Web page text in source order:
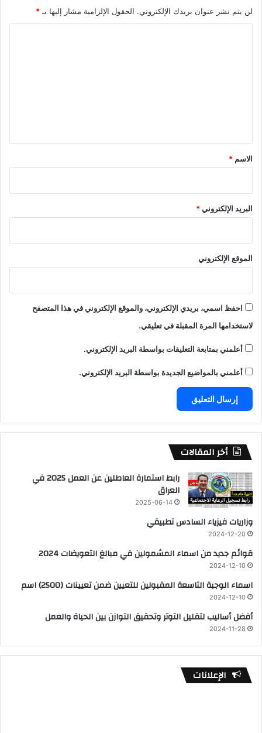
لن يتم نشر عنوان بريدك الإلكتروني. الحقول الإلزامية مشار إليها بـ *
*
الاسم *
البريد الإلكتروني*
الموقع الإلكتروني
احفظ اسمي، بريدي الإلكتروني، والموقع الإلكتروني في هذا المتصفح
لاستخدامها المرة المقبلة في تعليقي.
أعلمني بمتابعة التعليقات بواسطة البريد الإلكتروني.
أعلمني بالمواضيع الجديدة بواسطة البريد الإلكتروني.
أخر المقالات
رابط استمارة العاطلين عن العمل 2025 في
العراق
2025-06-14
وزاريات فيزياء السادس تطبيقي
2024-12-20
قوائم جديد من اسماء المشمولين في مبالغ التعويضات 2024
2024-12-10
اسماء الوجبة التاسعة المقبولين للتعيين ضمن تعيينات (2500) اسم
2024-12-10
أفضل أساليب لتقليل التوتر وتحقيق التوازن بين الحياة والعمل
2024-11-28
الإعلانات